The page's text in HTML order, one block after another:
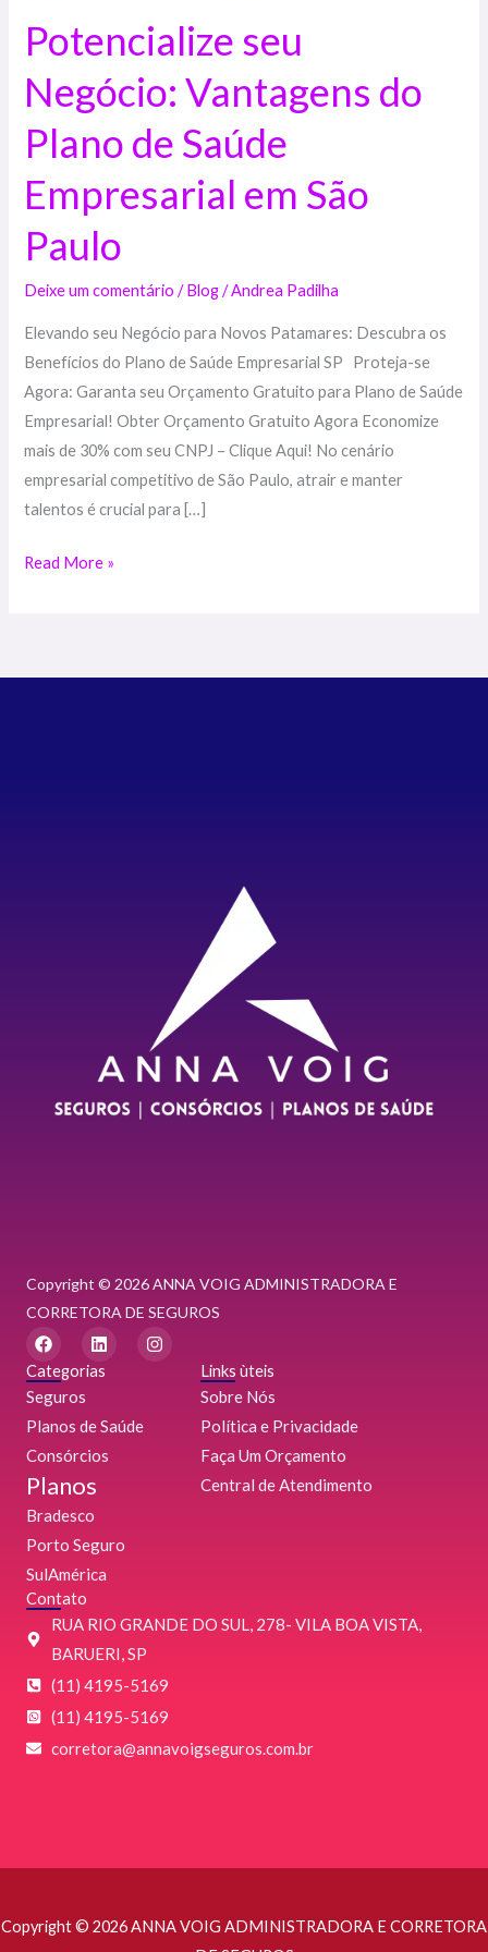
Potencialize seu
Negócio: Vantagens do
Plano de Saúde
Empresarial em São
Paulo
Deixe um comentário / Blog/Andrea Padilha
Elevando seu Negócio para Novos Patamares: Descubra os
Benefícios do Plano de Saúde Empresarial SP Proteja-se
Agora: Garanta seu Orçamento Gratuito para Plano de Saúde
Empresarial! Obter Orçamento Gratuito Agora Economize
mais de 30% com seu CNPJ – Clique Aqui! No cenário
empresarial competitivo de São Paulo, atrair e manter
talentos é crucial para […]
em
São
Paulo
Read More »
Copyright © 2026 ANNA VOIG ADMINISTRADORA E
CORRETORA DE SEGUROS
F
a
c
e
b
o
o
k
L
i
n
d
i
n
I
n
Categorias
Seguros
Planos de Saúde
Consórcios
Planos
Bradesco
Porto Seguro
SulAmérica
Links ùteis
Sobre Nós
Política e Privacidade
Faça Um Orçamento
Central de Atendimento
Contato
RUA RIO GRANDE DO SUL, 278- VILA BOA VISTA,
BARUERI, SP
(11) 4195-5169
(11) 4195-5169
‌corretora@annavoigseguros.com.br
Copyright © 2026 ANNA VOIG ADMINISTRADORA E CORRETORA